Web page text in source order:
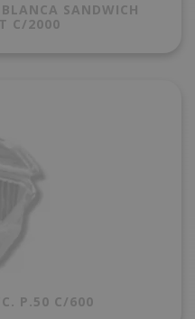
SANDWICH
C/2000
P.50 C/600